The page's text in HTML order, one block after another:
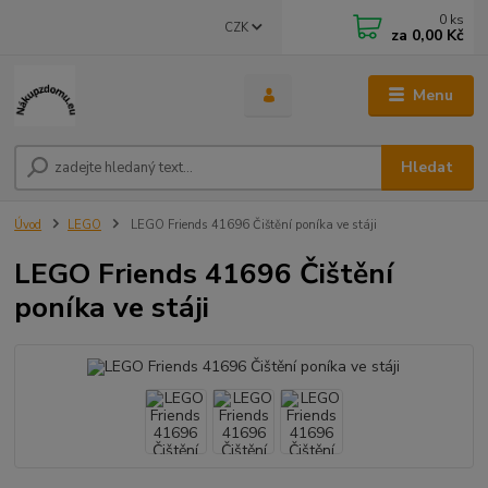
Menu
CZK
Hledat
0 ks
za 0,00 Kč
Úvod LEGO LEGO Friends 41696 Čištění poníka ve stáji
LEGO Friends 41696 Čištění
poníka ve stáji